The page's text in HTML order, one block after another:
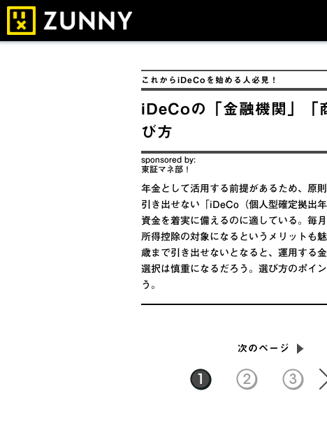
これからiDeCoを始める人必見！
iDeCoの「金融機関」「
び方
sponsored by:
東証マネ部！
年金として活用する前提があるため、原
引き出せない「iDeCo（個人型確定拠出
資金を着実に備えるのに適している。毎
所得控除の対象になるというメリットも
歳まで引き出せないとなると、運用する
選択は慎重になるだろう。選び方のポイ
う。
次のページ